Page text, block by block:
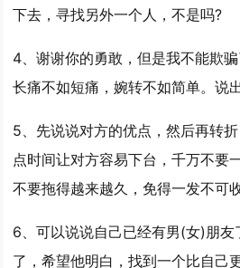
下去，寻找另外一个人，不是吗?
4、谢谢你的勇敢，但是我不能欺
长痛不如短痛，婉转不如简单。说
5、先说说对方的优点，然后再转
点时间让对方容易下台，千万不要
不要拖得越来越久，免得一发不可收
6、可以说说自己已经有男(女)朋
了，希望他明白，找到一个比自己